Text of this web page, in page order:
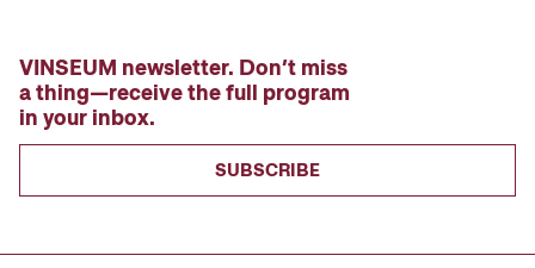
VINSEUM newsletter. Don’t miss
a thing—receive the full program
in your inbox.
SUBSCRIBE